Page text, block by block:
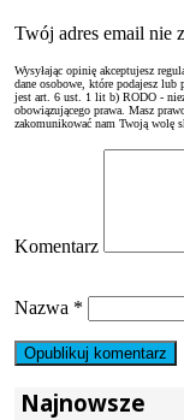
Twój adres email nie
Wysyłając opinię akceptujesz
dane osobowe, które podajesz lub
jest art. 6 ust. 1 lit b) RODO -
obowiązującego prawa. Masz
zakomunikować nam Twoją wolę
Komentarz
Nazwa *
Najnowsze